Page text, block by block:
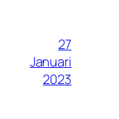
27
Januari
2023